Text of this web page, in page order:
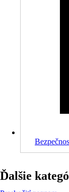
Ďalšie